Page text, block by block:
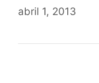
abril 1, 2013